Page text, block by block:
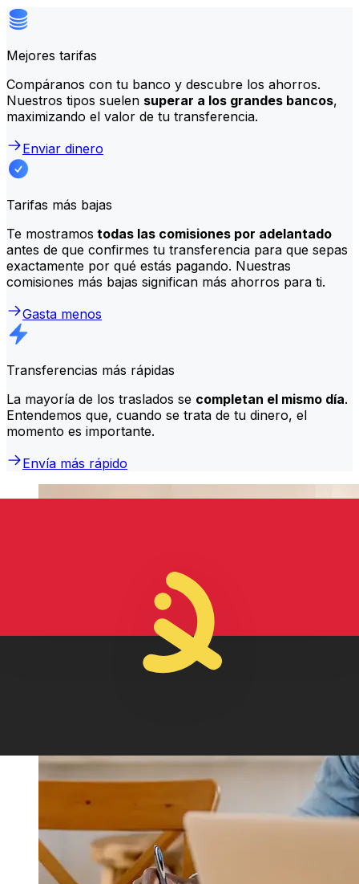
Mejores tarifas
Compáranos con tu banco y descubre los ahorros.
Nuestros tipos suelen superar a los grandes bancos,
maximizando el valor de tu transferencia.
Enviar dinero
Tarifas más bajas
Te mostramos todas las comisiones por adelantado
antes de que confirmes tu transferencia para que sepas
exactamente por qué estás pagando. Nuestras
comisiones más bajas significan más ahorros para ti.
Gasta menos
Transferencias más rápidas
La mayoría de los traslados se completan el mismo día.
Entendemos que, cuando se trata de tu dinero, el
momento es importante.
Envía más rápido